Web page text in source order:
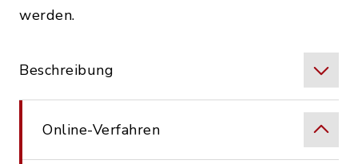
werden.
Beschreibung
Online-Verfahren